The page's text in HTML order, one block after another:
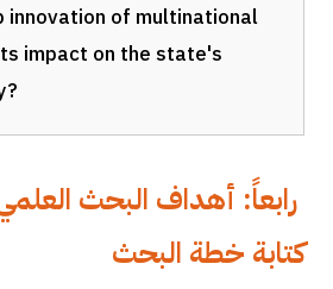
innovation of multinational
impact on the state's
رابعاً: أهداف البحث
كتابة خطة البحث